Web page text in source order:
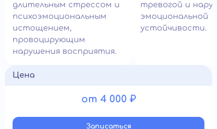
длительным стрессом и
психоэмоциональным
истощением,
провоцирующим
нарушения восприятия.
тревогой и
эмоциональной
устойчивости.
Цена
от 4 000 ₽
Записатьcя